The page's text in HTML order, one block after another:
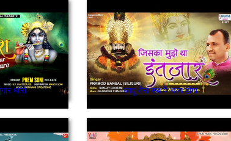
थारो जादू तेरा सब पे चला होगा